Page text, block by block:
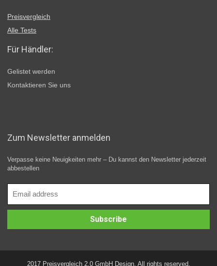
Preisvergleich
Alle Tests
Für Händler:
Gelistet werden
Kontaktieren Sie uns
Zum Newsletter anmelden
Verpasse keine Neuigkeiten mehr – Du kannst den Newsletter jederzeit
abbestellen
2017 Preisvergleich 2.0 GmbH Design. All rights reserved.